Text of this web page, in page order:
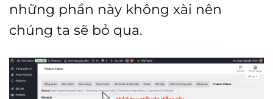
những phần này không xài nên
chúng ta sẽ bỏ qua.